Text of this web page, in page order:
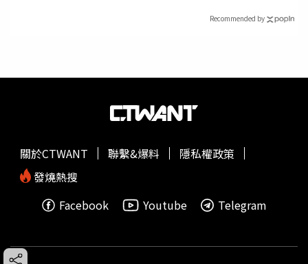
Recommended by
關於CTWANT 聯繫&爆料
隱私權政策
發燒熱搜
Facebook
Youtube Telegram